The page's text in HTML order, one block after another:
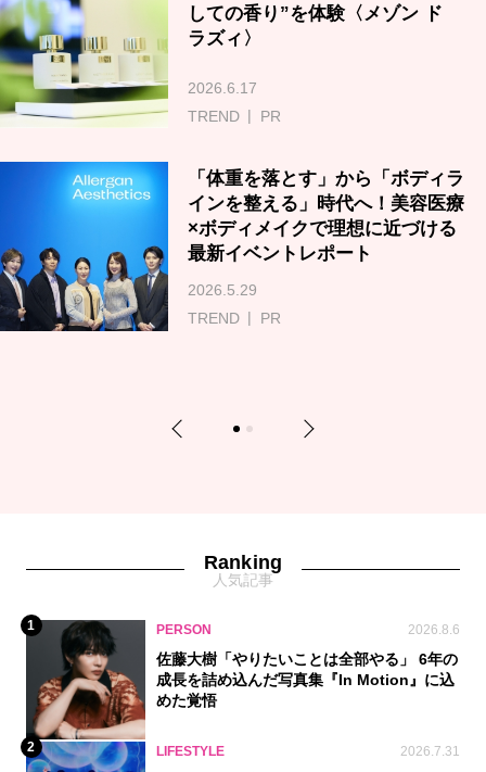
しての香り”を体験〈メゾン ド
ラズィ〉
2026.6.17
TREND
PR
「体重を落とす」から「ボディラ
インを整える」時代へ！美容医療
×ボディメイクで理想に近づける
最新イベントレポート
2026.5.29
TREND
PR
Previous 1 2 Next
Ranking
人気記事
1 PERSON 2026.8.6
佐藤大樹「やりたいことは全部やる」 6年の
成長を詰め込んだ写真集『In Motion』に込
めた覚悟
2 LIFESTYLE 2026.7.31